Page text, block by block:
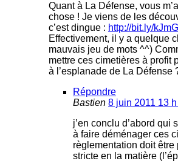
Quant à La Défense, vous
chose ! Je viens de les
c’est dingue : http://bit.ly/
Effectivement, il y a quelque
mauvais jeu de mots ^^)
mettre ces cimetières à profit
à l’esplanade de La Défense
Répondre
Bastien 8 juin 2011 13
j’en conclu d’abord qui
à faire déménager ces
règlementation doit
stricte en la matière